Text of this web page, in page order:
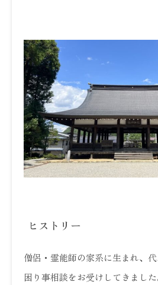
ヒストリー
僧侶・霊能師の家系に生まれ、
困り事相談をお受けしてきまし